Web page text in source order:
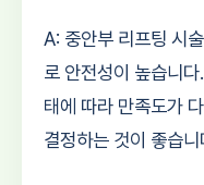
A: 중안부 리프팅 시
로 안전성이 높습니
태에 따라 만족도가
결정하는 것이 좋습니